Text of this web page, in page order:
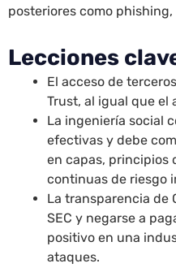
posteriores como
Lecciones
El acceso de
Trust, al igual que el
La ingeniería social
efectivas y debe
en capas, principios
continuas de riesgo
La transparencia de
SEC y negarse a
positivo en una
ataques.